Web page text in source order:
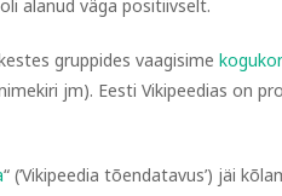
alanud väga positiivselt.
gruppides vaagisime
jm). Eesti Vikipeedias on
“ (’Vikipeedia tõendatavus’) jäi